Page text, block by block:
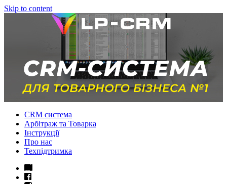
Skip to content
CRM система
Арбітраж та Товарка
Інструкції
Про нас
Техпідтримка